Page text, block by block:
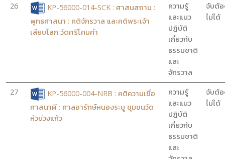
26
KP-56000-014-SCK : ศาสนสถาน :
พุทธศาสนา : คติจักรวาล และคติพระเจ้า
เลียบโลก วัดศรีโคมคำ
ความรู้
และแนว
ปฏิบัติ
เกี่ยวกับ
ธรรมชาติ
และ
จักรวาล
จับต้
ไม่ได้
27
KP-56000-004-NRB : คติความเชื่อ
ศาสนาผี : ศาลอารักษ์หนองระบู ชุมชนวัด
หัวข่วงแก้ว
ความรู้
และแนว
ปฏิบัติ
เกี่ยวกับ
ธรรมชาติ
และ
จับต้
ไม่ได้